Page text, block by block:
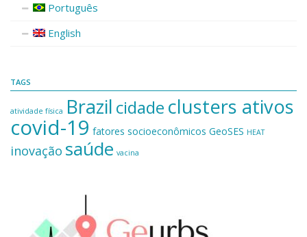
Português
English
TAGS
atividade física Brazil cidade clusters ativos
covid-19 fatores socioeconômicos GeoSES HEAT
inovação saúde vacina